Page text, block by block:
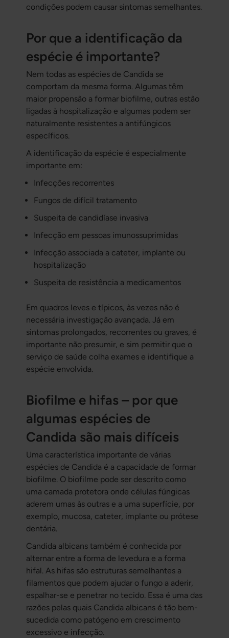
condições podem causar sintomas semelhantes.
Por que a identificação da
espécie é importante?
Nem todas as espécies de Candida se
comportam da mesma forma. Algumas têm
maior propensão a formar biofilme, outras estão
ligadas à hospitalização e algumas podem ser
naturalmente resistentes a antifúngicos
específicos.
A identificação da espécie é especialmente
importante em:
Infecções recorrentes
Fungos de difícil tratamento
Suspeita de candidíase invasiva
Infecção em pessoas imunossuprimidas
Infecção associada a cateter, implante ou
hospitalização
Suspeita de resistência a medicamentos
Em quadros leves e típicos, às vezes não é
necessária investigação avançada. Já em
sintomas prolongados, recorrentes ou graves, é
importante não presumir, e sim permitir que o
serviço de saúde colha exames e identifique a
espécie envolvida.
Biofilme e hifas – por que
algumas espécies de
Candida são mais difíceis
Uma característica importante de várias
espécies de Candida é a capacidade de formar
biofilme. O biofilme pode ser descrito como
uma camada protetora onde células fúngicas
aderem umas às outras e a uma superfície, por
exemplo, mucosa, cateter, implante ou prótese
dentária.
Candida albicanstambém é conhecida por
alternar entre a forma de levedura e a forma
hifal. As hifas são estruturas semelhantes a
filamentos que podem ajudar o fungo a aderir,
espalhar-se e penetrar no tecido. Essa é uma das
razões pelas quais Candida albicansé tão bem-
sucedida como patógeno em crescimento
excessivo e infecção.